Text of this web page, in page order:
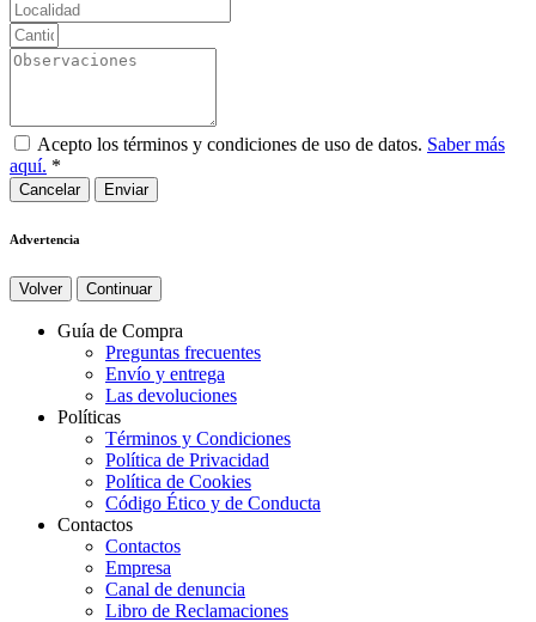
Acepto los términos y condiciones de uso de datos. Saber más
aquí. *
Cancelar
Advertencia
Volver Continuar
Guía de Compra
Preguntas frecuentes
Envío y entrega
Las devoluciones
Políticas
Términos y Condiciones
Política de Privacidad
Política de Cookies
Código Ético y de Conducta
Contactos
Contactos
Empresa
Canal de denuncia
Libro de Reclamaciones